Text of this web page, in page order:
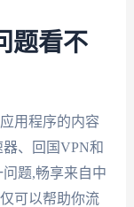
题看不
用程序的内容
、回国VPN和
题,畅享来自中
可以帮助你流